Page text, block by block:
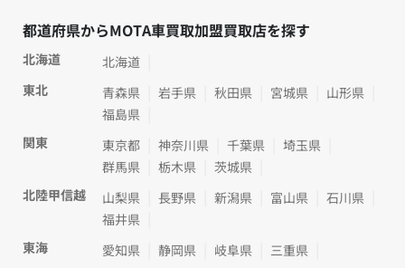
都道府県からMOTA車買取加盟買取店を探す
北海道
北海道
東北
青森県 岩手県 秋田県 宮城県
山形県
福島県
関東
東京都 神奈川県 千葉県
埼玉県
群馬県
栃木県
茨城県
北陸甲信越
山梨県 長野県 新潟県 富山県
石川県
福井県
東海
愛知県 静岡県 岐阜県
三重県